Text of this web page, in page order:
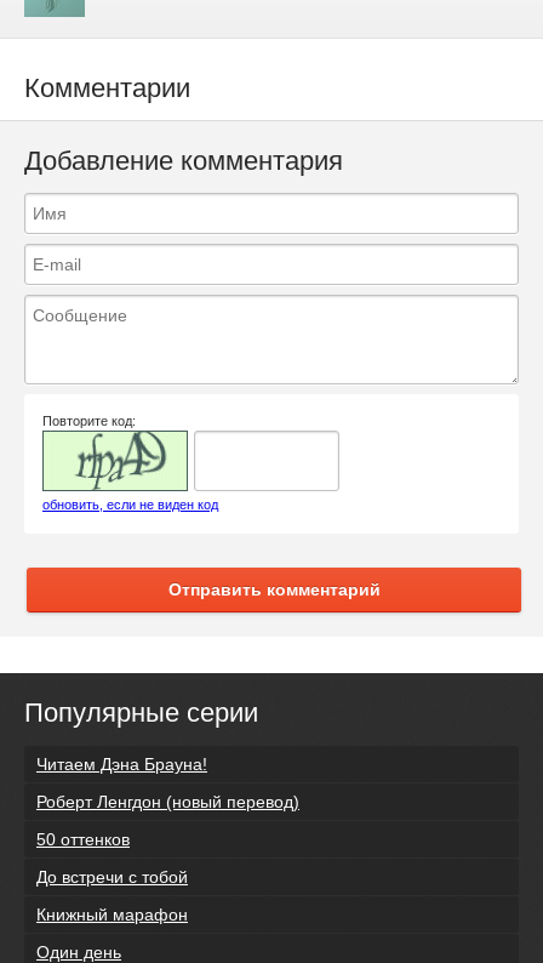
Комментарии
Добавление комментария
Повторите код:
обновить, если не виден код
Отправить комментарий
Популярные серии
Читаем Дэна Брауна!
Роберт Ленгдон (новый перевод)
50 оттенков
До встречи с тобой
Книжный марафон
Один день